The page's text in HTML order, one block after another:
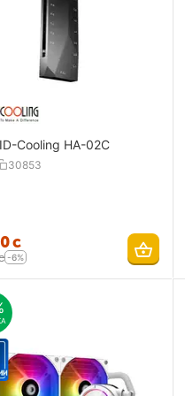
Cooling HA-02C
30853
с
-6%